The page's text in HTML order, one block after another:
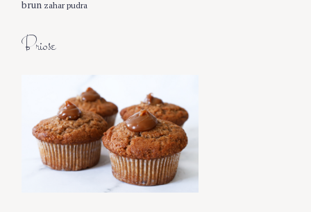
brun zahar pudra
Briose